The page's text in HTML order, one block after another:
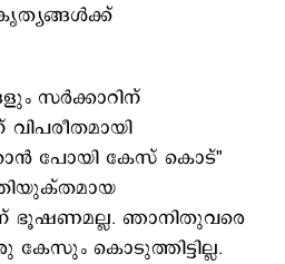
സർക്കാറിന്
താൻ പോയി കേസ് കൊട്"
ഭൂഷണമല്ല. ഞാനിതുവരെ
കേസും കൊടുത്തിട്ടില്ല.